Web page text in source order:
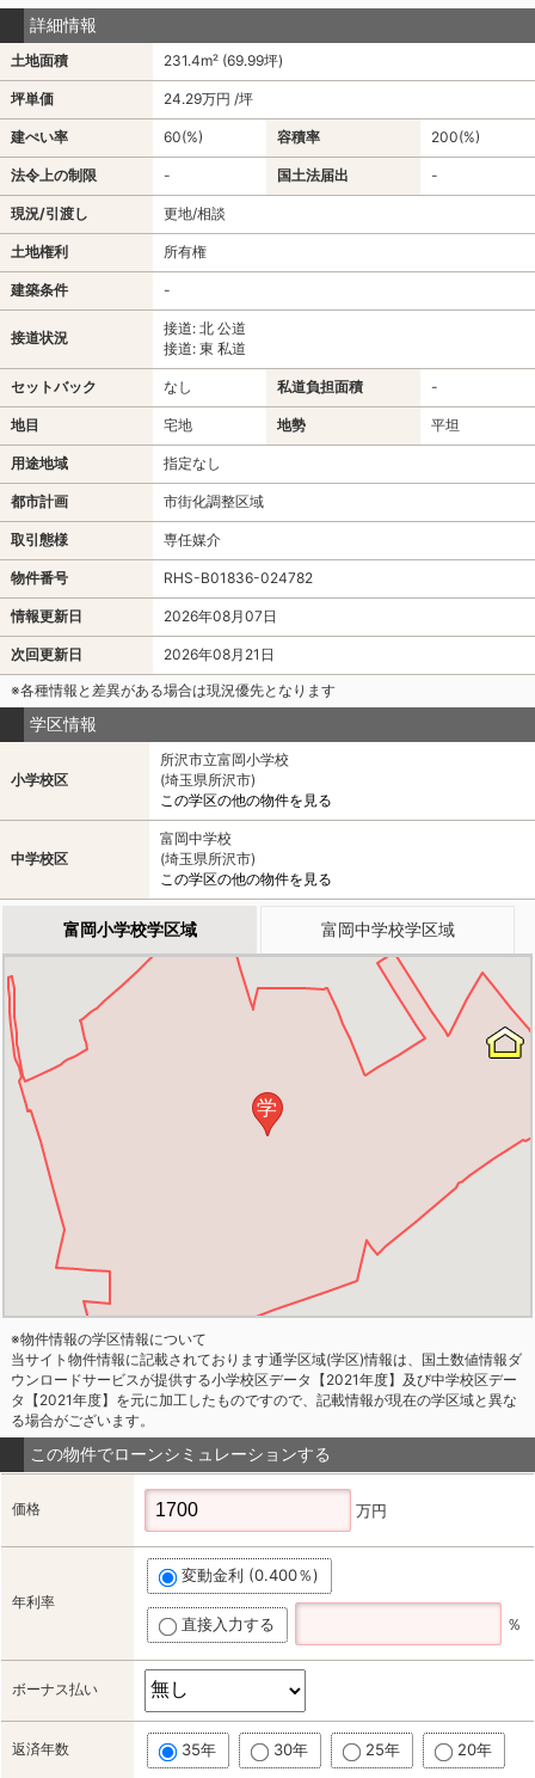
詳細情報
土地面積 231.4m² (69.99坪)
坪単価 24.29万円 /坪
建ぺい率 60(%) 容積率 200(%)
法令上の制限 - 国土法届出 -
現況/引渡し 更地/相談
土地権利 所有権
建築条件 -
接道状況
接道: 北 公道
接道: 東 私道
セットバック なし 私道負担面積 -
地目 宅地 地勢 平坦
用途地域 指定なし
都市計画 市街化調整区域
取引態様 専任媒介
物件番号 RHS-B01836-024782
情報更新日 2026年08月07日
次回更新日
2026年08月21日
※各種情報と差異がある場合は現況優先となります
学区情報
小学校区
所沢市立富岡小学校
(埼玉県所沢市)
この学区の他の物件を見る
中学校区
富岡中学校
(埼玉県所沢市)
この学区の他の物件を見る
富岡小学校学区域 富岡中学校学区域
学
※物件情報の学区情報について
当サイト物件情報に記載されております通学区域(学区)情報は、国土数値情報ダ
ウンロードサービスが提供する小学校区データ【2021年度】及び中学校区デー
タ【2021年度】を元に加工したものですので、記載情報が現在の学区域と異な
る場合がございます。
この物件でローンシミュレーションする
価格 万円
年利率
変動金利 (0.400％)
直接入力する ％
ボーナス払い
返済年数 35年 30年 25年 20年